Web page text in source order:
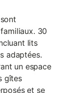
30
lits
adaptées.
un espace
gîtes
et se